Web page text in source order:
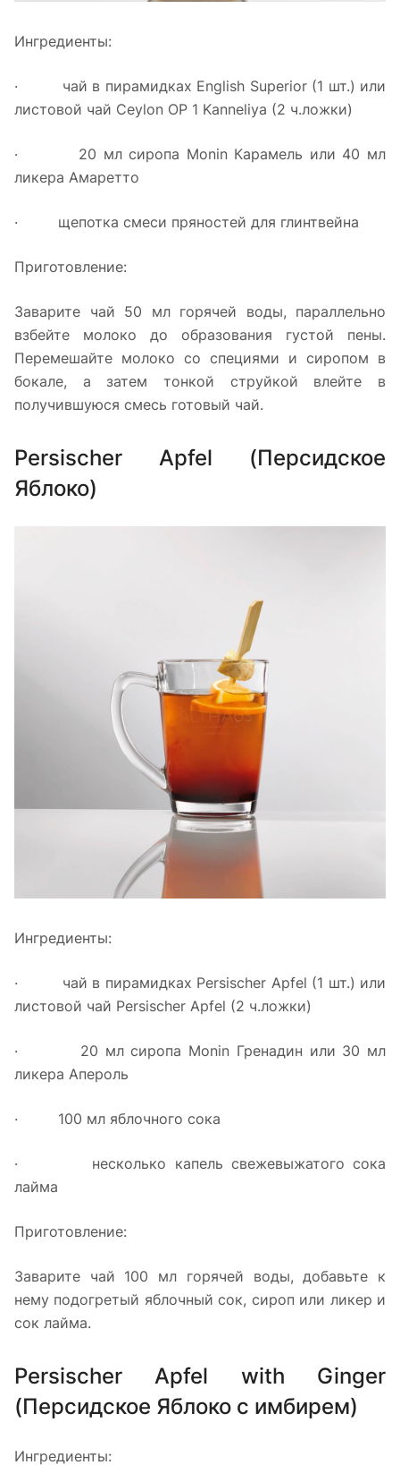
Ингредиенты:
· чай в пирамидках English Superior (1 шт.) или
листовой чай Ceylon OP 1 Kanneliya (2 ч.ложки)
· 20 мл сиропа Monin Карамель или 40 мл
ликера Амаретто
· щепотка смеси пряностей для глинтвейна
Приготовление:
Заварите чай 50 мл горячей воды, параллельно
взбейте молоко до образования густой пены.
Перемешайте молоко со специями и сиропом в
бокале, а затем тонкой струйкой влейте в
получившуюся смесь готовый чай.
Persischer Apfel (Персидское
Яблоко)
Ингредиенты:
· чай в пирамидках Persischer Apfel (1 шт.) или
листовой чай Persischer Apfel (2 ч.ложки)
· 20 мл сиропа Monin Гренадин или 30 мл
ликера Апероль
· 100 мл яблочного сока
· несколько капель свежевыжатого сока
лайма
Приготовление:
Заварите чай 100 мл горячей воды, добавьте к
нему подогретый яблочный сок, сироп или ликер и
сок лайма.
Persischer Apfel with Ginger
(Персидское Яблоко с имбирем)
Ингредиенты: